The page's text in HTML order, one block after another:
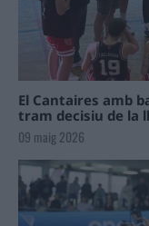
El Cantaires amb
tram decisiu de la
09 maig 2026